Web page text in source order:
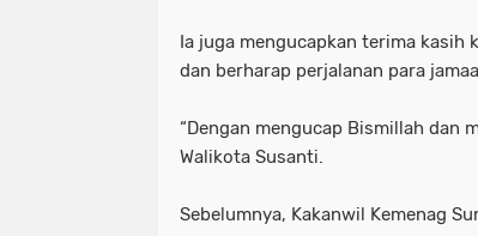
Ia juga mengucapkan terima kasih
dan berharap perjalanan para
“Dengan mengucap Bismillah dan
Walikota Susanti.
Sebelumnya, Kakanwil Kemenag